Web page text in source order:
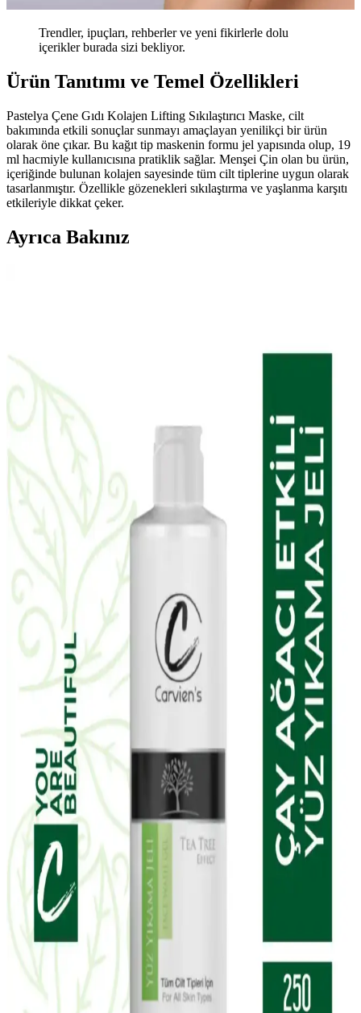
Trendler, ipuçları, rehberler ve yeni fikirlerle dolu
içerikler burada sizi bekliyor.
Ürün Tanıtımı ve Temel Özellikleri
Pastelya Çene Gıdı Kolajen Lifting Sıkılaştırıcı Maske, cilt
bakımında etkili sonuçlar sunmayı amaçlayan yenilikçi bir ürün
olarak öne çıkar. Bu kağıt tip maskenin formu jel yapısında olup, 19
ml hacmiyle kullanıcısına pratiklik sağlar. Menşei Çin olan bu ürün,
içeriğinde bulunan kolajen sayesinde tüm cilt tiplerine uygun olarak
tasarlanmıştır. Özellikle gözenekleri sıkılaştırma ve yaşlanma karşıtı
etkileriyle dikkat çeker.
Ayrıca Bakınız
sağlar, hassas ciltlere uygun, parfümsüz ve çevre dostu formülüyle
cilt bakımında etkili bir seçenek sunar.
The Purest Solutions Karma Ciltler İçin Aydınlatıcı
ve Yenileyici Bakım Seti İncelemesi
The Purest Solutions karma ciltler için aydınlatıcı ve yenileyici
bakım seti, doğal içerikleriyle cilt tonunu eşitler, gözenekleri
sıkılaştırır ve parlaklık kazandırır. Düzenli kullanımda gözle görülür
farklar sağlar.
NIVEA Expert Filler Yoğun Yaşlanma Karşıtı
Gündüz Bakım Kremi İncelemesi ve Kullanım
Yöntemleri
NIVEA Expert Filler Yoğun Yaşlanma Karşıtı Gündüz Bakım
Kremi, hyaluronik asit ve SPF 30 ile cildi nemlendirir, yaşlanma
belirtilerine karşı korur ve pürüzsüzleştirir, hassas ciltler için uygun
ve parfümsüzdür.
EDLIKE Saf Yağlardan Yapılan El Yapımı Adaçayı
Sabunu Doğal ve Etkili Cilt Bakımı İçin Uygun Bir
EDLIKE'in saf yağlar ve el yapımı adaçayı ile zenginleştirilmiş
sabunu, cildi nazikçe temizler, nemlendirir ve ferahlatır. Hassas
ciltlere uygun, doğal içerikli ve uzun süre kullanılabilen bu ürün, cilt
sağlığını destekler.
W-Lab Kozmetik Madeleb Krem ve Selin Beauty
CC Krem Seti: Günlük Cilt Bakımı İçin Çok Yönlü
Çözüm
Madeleb Krem ve CC krem seti, cilt tipine uygun, doğal içerikli ve
vegan formülüyle günlük bakımda pratik ve etkili çözümler sunar.
Yves Rocher Tropikal Hindistan Cevizi Vücut
Losyonu Doğal Nemlendirici ve Besleyici Özellikler
Yves Rocher'in tropikal hindistan cevizi içeren vegan vücut losyonu,
tüm cilt tipleri için uygun, doğal içeriklerle formüle edilmiştir. Hafif
yapısı ve kalıcı kokusuyla cildi nemlendirir ve besler.